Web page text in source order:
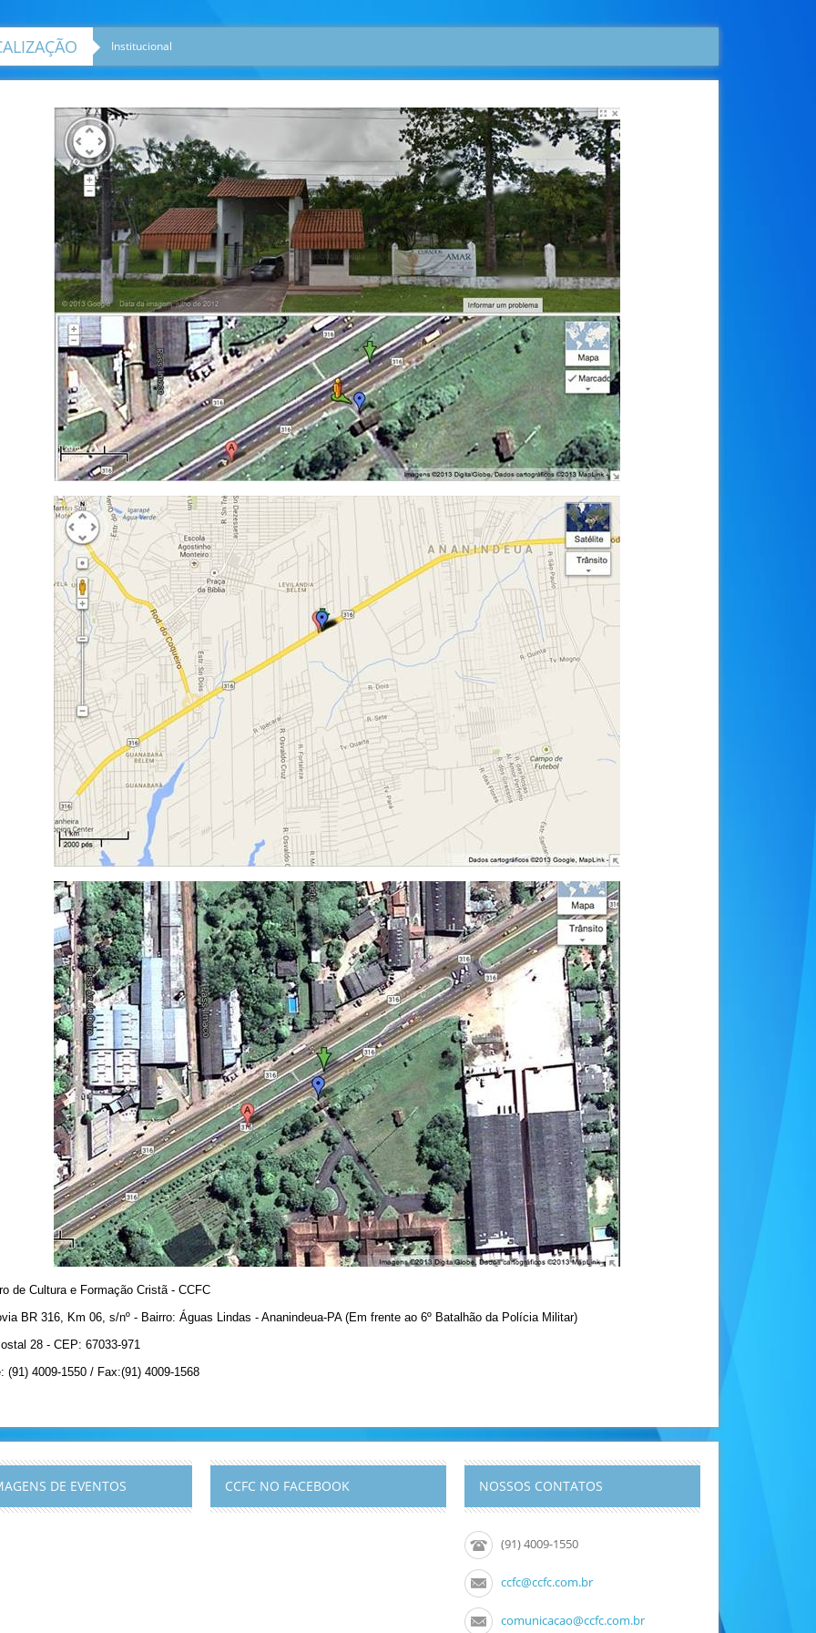
Institucional
de Cultura e Formação Cristã - CCFC
BR 316, Km 06, s/nº - Bairro: Águas Lindas - Ananindeua-PA (Em frente ao 6º Batalhão da Polícia Militar)
28 - CEP: 67033-971
(91) 4009-1550 / Fax:(91) 4009-1568
DE EVENTOS CCFC NO FACEBOOK NOSSOS CONTATOS
(91) 4009-1550
ccfc@ccfc.com.br
comunicacao@ccfc.com.br